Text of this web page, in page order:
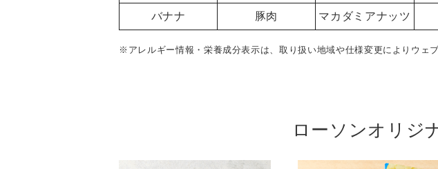
バナナ 豚肉 マカダミアナッツ
※アレルギー情報・栄養成分表示は、取り扱い地域や仕様変更によりウェ
ローソンオリジ